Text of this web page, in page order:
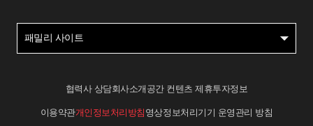
패밀리 사이트
협력사 상담회사소개 공간 컨텐츠 제휴투자정보
이용약관개인정보처리방침 영상정보처리기기 운영관리 방침